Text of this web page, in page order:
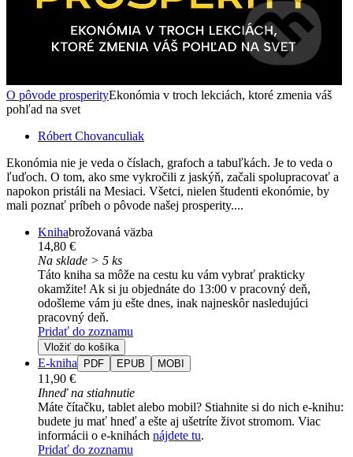
O pôvode prosperityEkonómia v troch lekciách, ktoré zmenia váš
pohľad na svet
Róbert Chovanculiak
Ekonómia nie je veda o číslach, grafoch a tabuľkách. Je to veda o
ľuďoch. O tom, ako sme vykročili z jaskýň, začali spolupracovať a
napokon pristáli na Mesiaci. Všetci, nielen študenti ekonómie, by
mali poznať príbeh o pôvode našej prosperity....
Knihabrožovaná väzba
14,80 €
Na sklade > 5 ks
Táto kniha sa môže na cestu ku vám vybrať prakticky
okamžite! Ak si ju objednáte do 13:00 v pracovný deň,
odošleme vám ju ešte dnes, inak najneskôr nasledujúci
pracovný deň.
Pridať do zoznamu
Vložiť do košíka
E-kniha PDF EPUB MOBI
11,90 €
Ihneď na stiahnutie
Máte čítačku, tablet alebo mobil? Stiahnite si do nich e-knihu:
budete ju mať hneď a ešte aj ušetríte život stromom. Viac
informácii o e-knihách nájdete tu.
Pridať do zoznamu